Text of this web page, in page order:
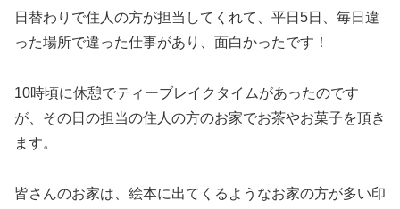
日替わりで住人の方が担当してくれて、平日5日、毎日違
った場所で違った仕事があり、面白かったです！
10時頃に休憩でティーブレイクタイムがあったのです
が、その日の担当の住人の方のお家でお茶やお菓子を頂き
ます。
皆さんのお家は、絵本に出てくるようなお家の方が多い印